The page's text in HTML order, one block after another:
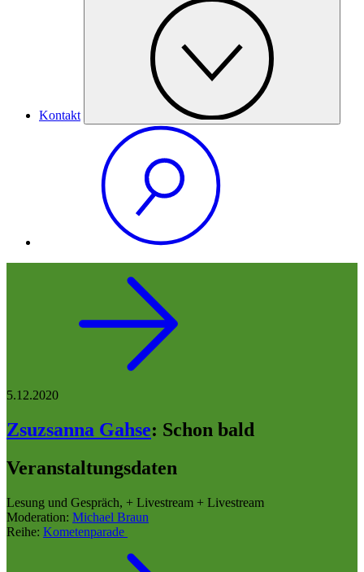
Kontakt
5.12.2020
Zsuzsanna Gahse: Schon bald
Veranstaltungsdaten
Lesung und Gespräch, + Livestream + Livestream
Moderation: Michael Braun
Reihe: Kometenparade